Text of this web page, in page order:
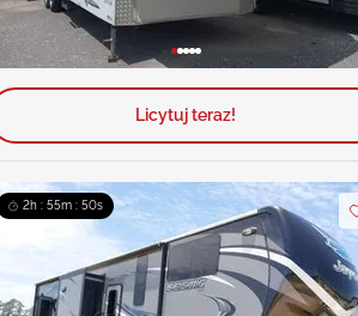
Licytuj teraz!
2h : 55m : 49s